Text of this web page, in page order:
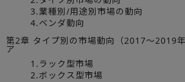
3.業種別/用途別市場の動向
4.ベンダ動向
第2章 タイプ別の市場動向（2017～2019
ア
1.ラック型市場
2.ボックス型市場